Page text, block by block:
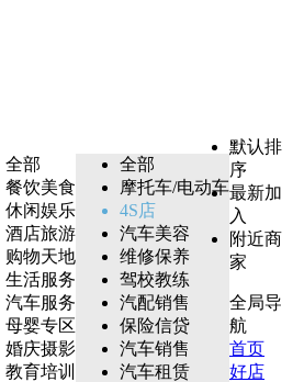
全部
餐饮美食
休闲娱乐
酒店旅游
购物天地
生活服务
汽车服务
母婴专区
婚庆摄影
教育培训
全部
摩托车/电动车
4S店
汽车美容
维修保养
驾校教练
汽配销售
保险信贷
汽车销售
汽车租赁
默认排
序
最新加
入
附近商
家
全局导
航
首页
好店